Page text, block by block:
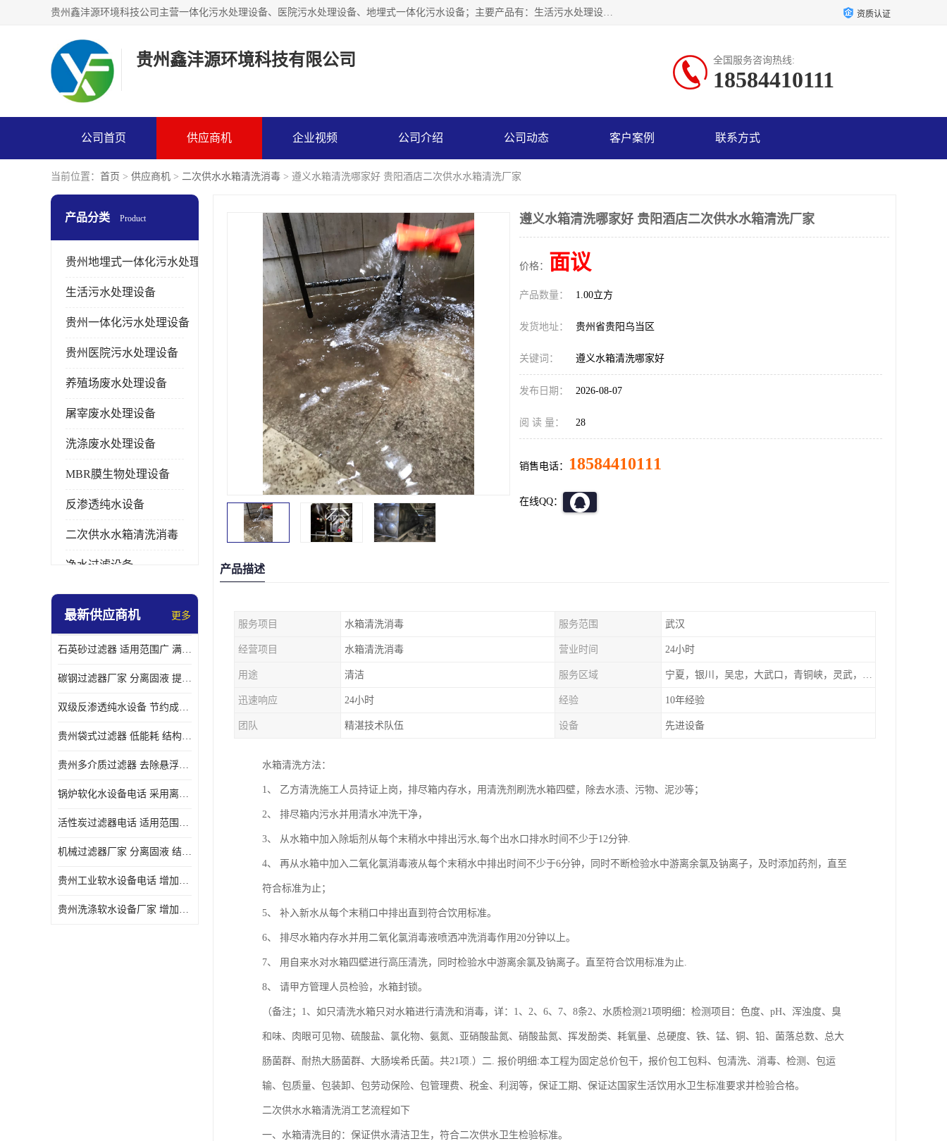
贵州鑫沣源环境科技公司主营一体化污水处理设备、医院污水处理设备、地埋式一体化污水设备；主要产品有：生活污水处理设备，养殖场废水处理设备，屠宰废水处理设备，洗涤废水处理设备，MBR膜生物处理设备，反渗透纯水设备，二次供水水箱清洗消毒，净水过滤设备，软水设备等。欢迎新老顾客来电咨询！ 资质认证
贵州鑫沣源环境科技有限公司 全国服务咨询热线:
18584410111
公司首页 供应商机 企业视频 公司介绍 公司动态 客户案例 联系方式
当前位置： 首页 > 供应商机 > 二次供水水箱清洗消毒 > 遵义水箱清洗哪家好 贵阳酒店二次供水水箱清洗厂家
产品分类 Product
贵州地埋式一体化污水处理设备
生活污水处理设备
贵州一体化污水处理设备
贵州医院污水处理设备
养殖场废水处理设备
屠宰废水处理设备
洗涤废水处理设备
MBR膜生物处理设备
反渗透纯水设备
二次供水水箱清洗消毒
净水过滤设备
软水设备
最新供应商机 更多
石英砂过滤器 适用范围广 满足不同的需求
碳钢过滤器厂家 分离固液 提高过滤效率
双级反渗透纯水设备 节约成本 提供高纯度水
贵州袋式过滤器 低能耗 结构简单
贵州多介质过滤器 去除悬浮物 防止水垢和堵塞
锅炉软化水设备电话 采用离子交换技术 减少维修和更换的成本
活性炭过滤器电话 适用范围广 防止水垢和堵塞
机械过滤器厂家 分离固液 结构简单
贵州工业软水设备电话 增加清洁效果 使水更加清澈 干净
贵州洗涤软水设备厂家 增加清洁效果 减少维修和更换的成本
遵义水箱清洗哪家好 贵阳酒店二次供水水箱清洗厂家
价格： 面议
产品数量： 1.00立方
发货地址： 贵州省贵阳乌当区
关键词： 遵义水箱清洗哪家好
发布日期： 2026-08-07
阅 读 量： 28
销售电话： 18584410111
在线QQ：
产品描述
服务项目 水箱清洗消毒 服务范围 武汉
经营项目 水箱清洗消毒 营业时间 24小时
用途 清洁 服务区域 宁夏，银川，吴忠，大武口，青铜峡，灵武，兰州，左旗
迅速响应 24小时 经验 10年经验
团队 精湛技术队伍 设备 先进设备
水箱清洗方法：
1、 乙方清洗施工人员持证上岗，排尽箱内存水，用清洗剂刷洗水箱四壁，除去水渍、污物、泥沙等；
2、 排尽箱内污水并用清水冲洗干净，
3、 从水箱中加入除垢剂从每个末稍水中排出污水,每个出水口排水时间不少于12分钟.
4、 再从水箱中加入二氧化氯消毒液从每个末稍水中排出时间不少于6分钟，同时不断检验水中游离余氯及钠离子，及时添加药剂，直至
符合标准为止；
5、 补入新水从每个末稍口中排出直到符合饮用标准。
6、 排尽水箱内存水并用二氧化氯消毒液喷洒冲洗消毒作用20分钟以上。
7、 用自来水对水箱四壁进行高压清洗，同时检验水中游离余氯及钠离子。直至符合饮用标准为止.
8、 请甲方管理人员检验，水箱封锁。
（备注；1、如只清洗水箱只对水箱进行清洗和消毒，详：1、2、6、7、8条2、水质检测21项明细：检测项目：色度、pH、浑浊度、臭
和味、肉眼可见物、硫酸盐、氯化物、氨氮、亚硝酸盐氮、硝酸盐氮、挥发酚类、耗氧量、总硬度、铁、锰、铜、铅、菌落总数、总大
肠菌群、耐热大肠菌群、大肠埃希氏菌。共21项.）二. 报价明细:本工程为固定总价包干，报价包工包料、包清洗、消毒、检测、包运
输、包质量、包装卸、包劳动保险、包管理费、税金、利润等，保证工期、保证达国家生活饮用水卫生标准要求并检验合格。
二次供水水箱清洗消工艺流程如下
一、水箱清洗目的：保证供水清洁卫生，符合二次供水卫生检验标准。